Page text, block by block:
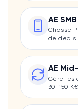
AE SMB
Chasse
de deals.
AE
Gère les
30-150 K€